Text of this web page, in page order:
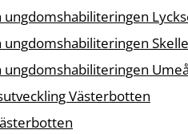
ungdomshabiliteringen
ungdomshabiliteringen
ungdomshabiliteringen Umeå
Västerbotten